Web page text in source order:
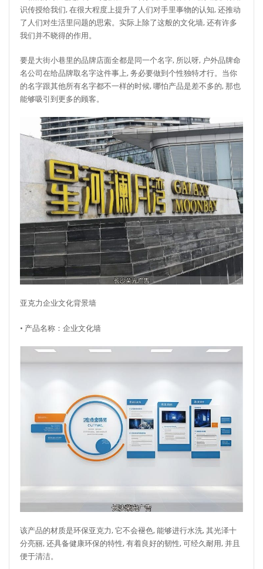
识传授给我们, 在很大程度上提升了人们对手里事物的认知, 还推动
了人们对生活里问题的思索。实际上除了这般的文化墙, 还有许多
我们并不晓得的作用。
要是大街小巷里的品牌店面全都是同一个名字, 所以呀, 户外品牌命
名公司在给品牌取名字这件事上, 务必要做到个性独特才行。当你
的名字跟其他所有名字都不一样的时候, 哪怕产品是差不多的, 那也
能够吸引到更多的顾客。
亚克力企业文化背景墙
• 产品名称：企业文化墙
该产品的材质是环保亚克力, 它不会褪色, 能够进行水洗, 其光泽十
分亮丽, 还具备健康环保的特性, 有着良好的韧性, 可经久耐用, 并且
便于清洁。